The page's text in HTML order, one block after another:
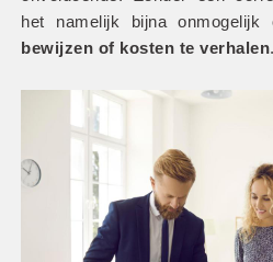
het namelijk bijna onmogelijk
bewijzen of kosten te verhalen.